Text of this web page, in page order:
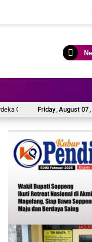
Friday,August 07,
untuk Pengiriman Paket